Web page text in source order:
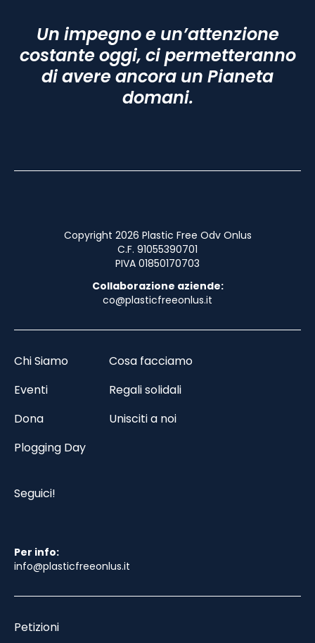
Un impegno e un’attenzione
costante oggi, ci permetteranno
di avere ancora un Pianeta
domani.
Copyright 2026 Plastic Free Odv Onlus
C.F. 91055390701
PIVA 01850170703
Collaborazione aziende:
co@plasticfreeonlus.it
Chi Siamo
Cosa facciamo
Eventi
Regali solidali
Dona
Unisciti a noi
Plogging Day
Petizioni
Seguici!
Per info:
info@plasticfreeonlus.it